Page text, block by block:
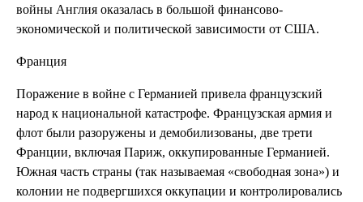
войны Англия оказалась в большой финансово-
экономической и политической зависимости от США.
Франция
Поражение в войне с Германией привела французский
народ к национальной катастрофе. Французская армия и
флот были разоружены и демобилизованы, две трети
Франции, включая Париж, оккупированные Германией.
Южная часть страны (так называемая «свободная зона») и
колонии не подвергшихся оккупации и контролировались